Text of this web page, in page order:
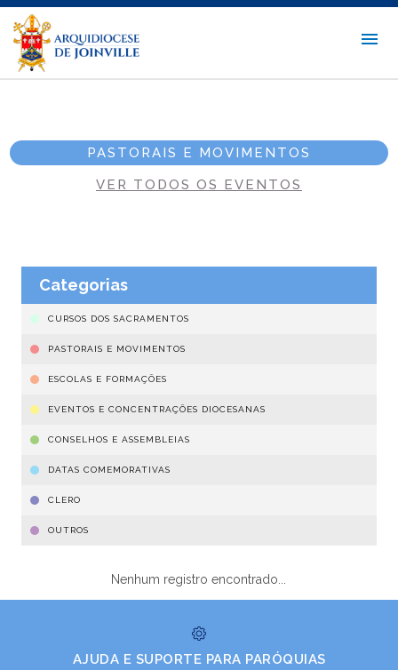
PASTORAIS E MOVIMENTOS
VER TODOS OS EVENTOS
Categorias
CURSOS DOS SACRAMENTOS
PASTORAIS E MOVIMENTOS
ESCOLAS E FORMAÇÕES
EVENTOS E CONCENTRAÇÕES DIOCESANAS
CONSELHOS E ASSEMBLEIAS
DATAS COMEMORATIVAS
CLERO
OUTROS
Nenhum registro encontrado...
AJUDA E SUPORTE PARA PARÓQUIAS